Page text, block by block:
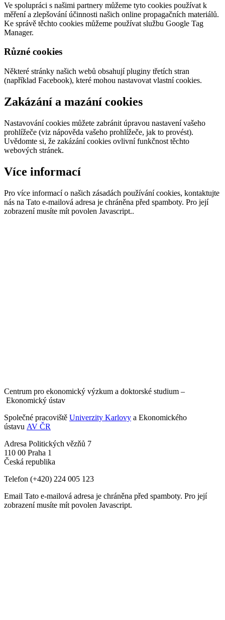
Ve spolupráci s našimi partnery můžeme tyto cookies používat k
měření a zlepšování účinnosti našich online propagačních materiálů.
Ke správě těchto cookies můžeme používat službu Google Tag
Manager.
Různé cookies
Některé stránky našich webů obsahují pluginy třetích stran
(například Facebook), které mohou nastavovat vlastní cookies.
Zakázání a mazání cookies
Nastavování cookies můžete zabránit úpravou nastavení vašeho
prohlížeče (viz nápověda vašeho prohlížeče, jak to provést).
Uvědomte si, že zakázání cookies ovlivní funkčnost těchto
webových stránek.
Více informací
Pro více informací o našich zásadách používání cookies, kontaktujte
nás na Tato e-mailová adresa je chráněna před spamboty. Pro její
zobrazení musíte mít povolen Javascript..
Centrum pro ekonomický výzkum a doktorské studium –
Ekonomický ústav
Společné pracoviště Univerzity Karlovy a Ekonomického
ústavu AV ČR
Adresa Politických vězňů 7
110 00 Praha 1
Česká republika
Telefon (+420) 224 005 123
Email Tato e-mailová adresa je chráněna před spamboty. Pro její
zobrazení musíte mít povolen Javascript.